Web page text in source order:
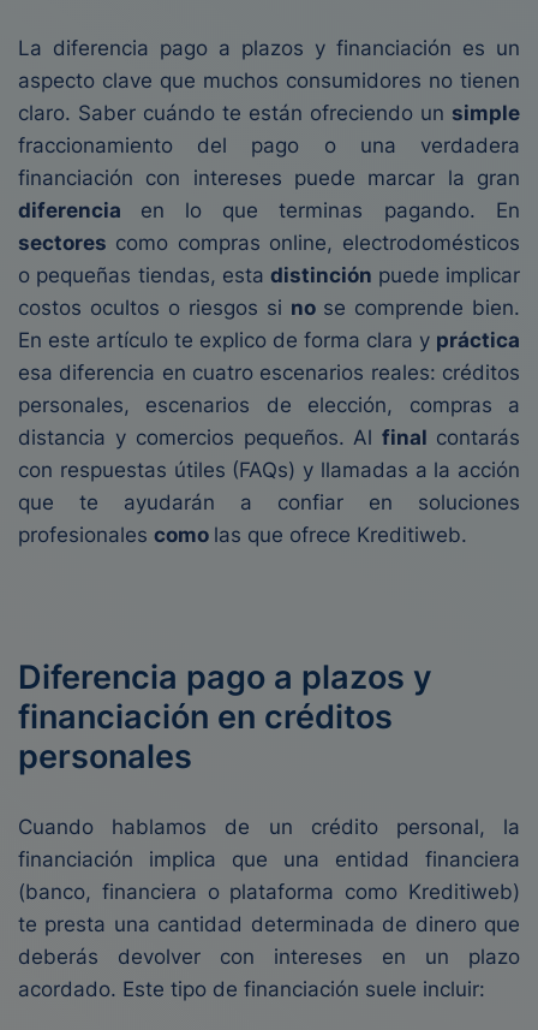
La diferencia pago a plazos y financiación es un
aspecto clave que muchos consumidores no tienen
claro. Saber cuándo te están ofreciendo un simple
fraccionamiento del pago o una verdadera
financiación con intereses puede marcar la gran
diferencia en
lo que terminas pagando. En
sectores como compras online, electrodomésticos
o pequeñas tiendas, estadistinción puede implicar
costos ocultos o riesgos si no se comprende bien.
En este artículo te explico de forma clara y práctica
esa diferencia en cuatro escenarios reales: créditos
personales, escenarios de elección, compras a
distancia y comercios pequeños. Alfinal contarás
con respuestas útiles (FAQs) y llamadas a la acción
que te ayudarán a confiar en soluciones
profesionales como las que ofrece Kreditiweb.
Diferencia pago a plazos y
financiación en créditos
personales
Cuando hablamos de un crédito personal, la
financiación implica que una entidad financiera
(banco, financiera o plataforma como Kreditiweb)
te presta una cantidad determinada de dinero que
deberás devolver con intereses en un plazo
acordado. Este tipo de financiación suele incluir: